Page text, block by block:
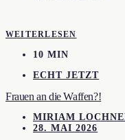
WEITERLESEN
10 MIN
ECHT JETZT
Frauen an die Waffen?!
MIRIAM
28. MAI 2026